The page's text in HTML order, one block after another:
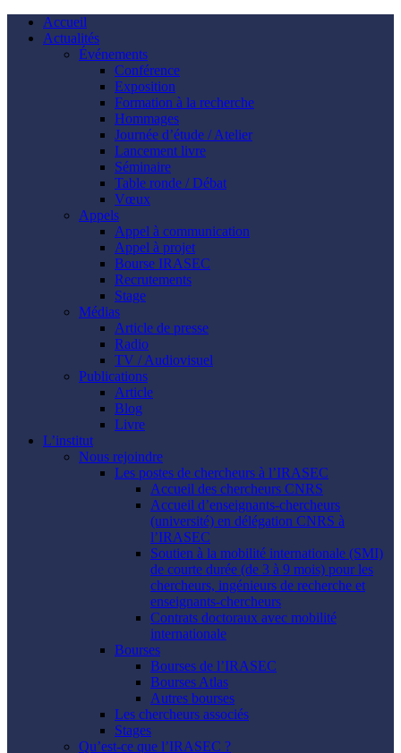
Accueil
Actualités
Événements
Conférence
Exposition
Formation à la recherche
Hommages
Journée d’étude / Atelier
Lancement livre
Séminaire
Table ronde / Débat
Vœux
Appels
Appel à communication
Appel à projet
Bourse IRASEC
Recrutements
Stage
Médias
Article de presse
Radio
TV / Audiovisuel
Publications
Article
Blog
Livre
L’institut
Nous rejoindre
Les postes de chercheurs à l’IRASEC
Accueil des chercheurs CNRS
Accueil d’enseignants-chercheurs
(université) en délégation CNRS à
l’IRASEC
Soutien à la mobilité internationale (SMI)
de courte durée (de 3 à 9 mois) pour les
chercheurs, ingénieurs de recherche et
enseignants-chercheurs
Contrats doctoraux avec mobilité
internationale
Bourses
Bourses de l’IRASEC
Bourses Atlas
Autres bourses
Les chercheurs associés
Stages
Qu’est-ce que l’IRASEC ?